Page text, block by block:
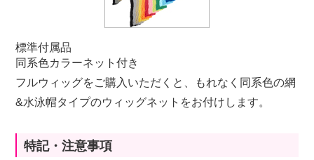
標準付属品
同系色カラーネット付き
フルウィッグをご購入いただくと、もれなく同系色の網
&水泳帽タイプのウィッグネットをお付けします。
特記・注意事項